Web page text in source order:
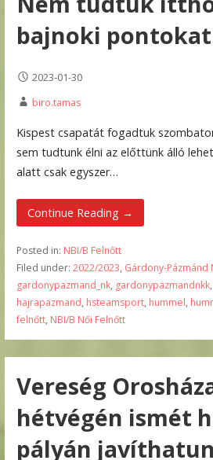
bajnoki
2023-01-30
biro.tamas
Kispest csapatát fogadtuk
sem tudtunk élni az előttünk álló
alatt csak egyszer…
Continue Reading →
Posted in: NBI/B Felnőtt
Filed under: 2022/2023, Gárdony-Pázmánd
gardonypazmand_nk, gardonypazmandnkk,
hajrapazmand, hsteamsport, hummel,
felnőtt, NBI/B Női Felnőtt
Vereség
hétvégén ismét
pályán